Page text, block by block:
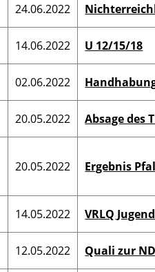
24.06.2022
14.06.2022 U 12/15/18
02.06.2022
20.05.2022 Absage des
20.05.2022 Ergebnis
14.05.2022 VRLQ
12.05.2022 Quali zur